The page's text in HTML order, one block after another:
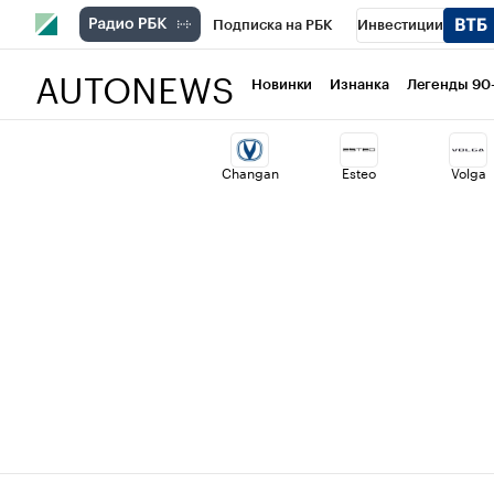
Подписка на РБК Инвестиции
Национальные проекты Город
Кредитные рейтинги Франшизы
AUTONEWS Новинки Изнанка Легенды
Changan Esteo Volga